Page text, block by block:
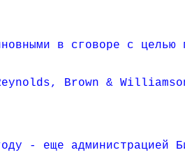
в сговоре с целью
Brown &
- еще администрацией